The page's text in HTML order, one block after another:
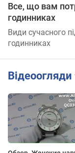
Все, що вам
годинниках
Види сучасного
годинниках
Відеоогляди